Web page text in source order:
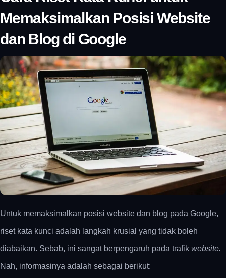
Memaksimalkan Posisi Website
dan Blog di Google
Untuk memaksimalkan posisi website dan blog pada Google,
riset kata kunci adalah langkah krusial yang tidak boleh
diabaikan. Sebab, ini sangat berpengaruh pada trafik website.
Nah, informasinya adalah sebagai berikut: